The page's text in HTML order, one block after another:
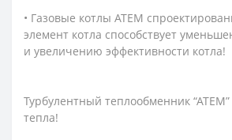
• Газовые котлы АТЕМ
элемент котла способствует
и увеличению эффективности котла!
Турбулентный теплообменник
тепла!